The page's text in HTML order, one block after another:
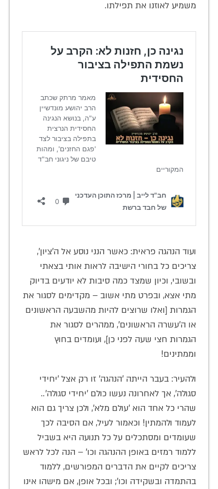
משמיע לאוזנו את תפילתו.
ועוד הנהגה פראית: כאשר הנני נוסע אל ה'ציון',
צריכים כל בחורי הישיבה לראות אותי בצאתי
ובשובי, וכיון שמצד כמה סיבות לא יודעים בדיוק
מתי אצא, ובפרט מתי אשוב – מקדימים לסגור את
הגמרות [ואלו שרוצים להיות מהשבעה הראשונים
או ה'עשרה הראשונים', ממהרים לסגור את
הגמרות חצי שעה לפני כן], ועומדים בחוץ
וממתינים!
ולהעיר: בעבר הייתה 'הנהגה' זו רק אצל 'יחידי
סגולה', אך לאחרונה נעשו כולם 'יחידי סגולה'..
שהרי כל אחד הוא 'עולם מלא', ולכן צריך גם הוא
לעמוד ולהמתין! וכאמור לעיל, אם הסיבה לכך
שעומדים ומסתכלים על כל תנועה היא בשביל
ללמוד רמזים באופן ההנהגה וכו' – הנה לכל לראש
צריכים לקיים את הדברים המפורשים, ללמוד
בהתמדה ובשקידה וכו'; ובכל אופן, אם מישהו אינו